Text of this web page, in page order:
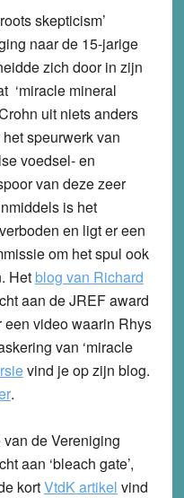
skepticism’
naar de 15-jarige
zich door in zijn
‘miracle mineral
uit niets anders
speurwerk van
voedsel- en
van deze zeer
is het
en ligt er een
om het spul ook
Het blog van Richard
aan de JREF award
video waarin Rhys
van ‘miracle
vind je op zijn blog.
.
de Vereniging
aan ‘bleach gate’,
kortVtdK artikel vind